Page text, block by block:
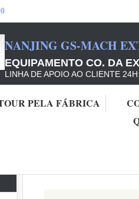
NANJING GS-MACH
EQUIPAMENTO CO. DA
LINHA DE APOIO AO CLIENTE
PELA FÁBRICA